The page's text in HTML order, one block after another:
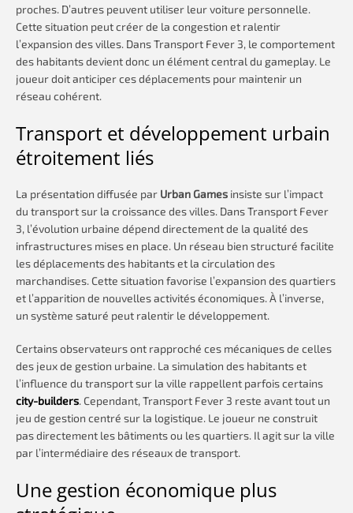
proches. D’autres peuvent utiliser leur voiture personnelle.
Cette situation peut créer de la congestion et ralentir
l’expansion des villes. Dans Transport Fever 3, le comportement
des habitants devient donc un élément central du gameplay. Le
joueur doit anticiper ces déplacements pour maintenir un
réseau cohérent.
Transport et développement urbain
étroitement liés
La présentation diffusée par Urban Games insiste sur l’impact
du transport sur la croissance des villes. Dans Transport Fever
3, l’évolution urbaine dépend directement de la qualité des
infrastructures mises en place. Un réseau bien structuré facilite
les déplacements des habitants et la circulation des
marchandises. Cette situation favorise l’expansion des quartiers
et l’apparition de nouvelles activités économiques. À l’inverse,
un système saturé peut ralentir le développement.
Certains observateurs ont rapproché ces mécaniques de celles
des jeux de gestion urbaine. La simulation des habitants et
l’influence du transport sur la ville rappellent parfois certains
city-builders. Cependant, Transport Fever 3 reste avant tout un
jeu de gestion centré sur la logistique. Le joueur ne construit
pas directement les bâtiments ou les quartiers. Il agit sur la ville
par l’intermédiaire des réseaux de transport.
Une gestion économique plus